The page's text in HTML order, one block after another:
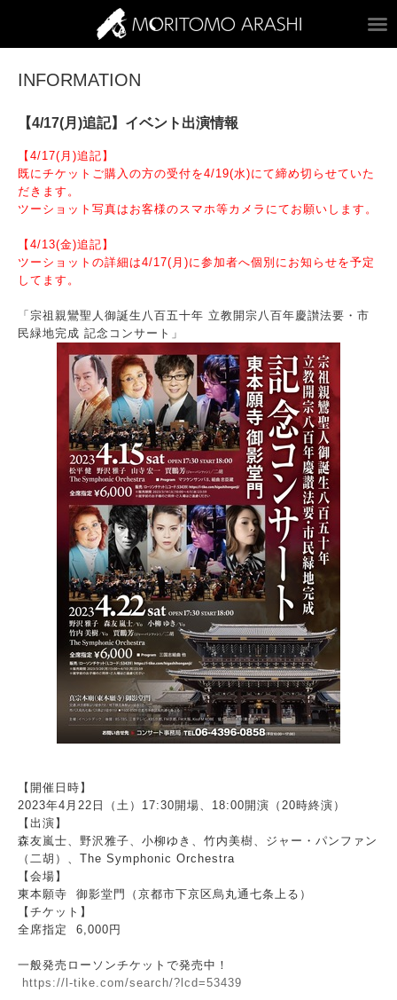
INFORMATION
【4/17(月)追記】イベント出演情報
【4/17(月)追記】
既にチケットご購入の方の受付を4/19(水)にて締め切らせていた
だきます。
ツーショット写真はお客様のスマホ等カメラにてお願いします。
【4/13(金)追記】
ツーショットの詳細は4/17(月)に参加者へ個別にお知らせを予定
してます。
「宗祖親鸞聖人御誕生八百五十年 立教開宗八百年慶讃法要・市
民緑地完成 記念コンサート」
【開催日時】
2023年4月22日（土）17:30開場、18:00開演（20時終演）
【出演】
森友嵐士、野沢雅子、小柳ゆき、竹内美樹、ジャー・パンファン
（二胡）、The Symphonic Orchestra
【会場】
東本願寺 御影堂門（京都市下京区烏丸通七条上る）
【チケット】
全席指定 6,000円
一般発売ローソンチケットで発売中！
https://l-tike.com/search/?lcd=53439